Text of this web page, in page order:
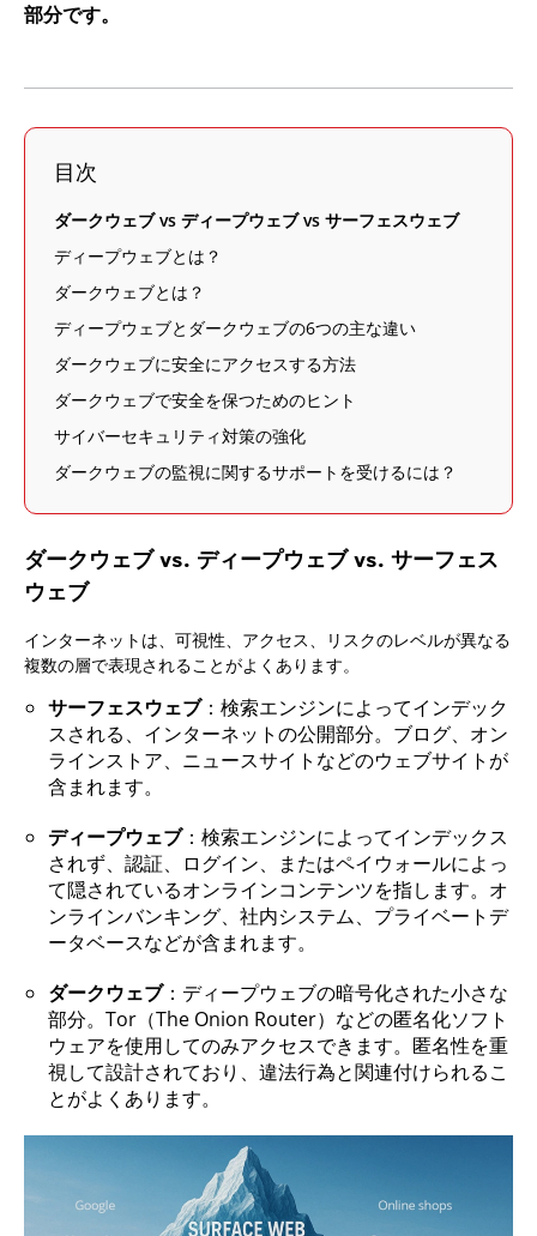
部分です。
目次
ダークウェブ vs ディープウェブ vs サーフェスウェブ
ディープウェブとは？
ダークウェブとは？
ディープウェブとダークウェブの6つの主な違い
ダークウェブに安全にアクセスする方法
ダークウェブで安全を保つためのヒント
サイバーセキュリティ対策の強化
ダークウェブの監視に関するサポートを受けるには？
ダークウェブ vs. ディープウェブ vs. サーフェス
ウェブ
インターネットは、可視性、アクセス、リスクのレベルが異なる
複数の層で表現されることがよくあります。
サーフェスウェブ：検索エンジンによってインデック
スされる、インターネットの公開部分。ブログ、オン
ラインストア、ニュースサイトなどのウェブサイトが
含まれます。
ディープウェブ：検索エンジンによってインデックス
されず、認証、ログイン、またはペイウォールによっ
て隠されているオンラインコンテンツを指します。オ
ンラインバンキング、社内システム、プライベートデ
ータベースなどが含まれます。
ダークウェブ：ディープウェブの暗号化された小さな
部分。Tor（The Onion Router）などの匿名化ソフト
ウェアを使用してのみアクセスできます。匿名性を重
視して設計されており、違法行為と関連付けられるこ
とがよくあります。